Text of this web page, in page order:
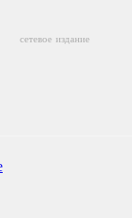
сетевое издание